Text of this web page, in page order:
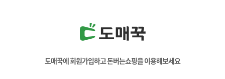
도매꾹에 회원가입하고 돈버는쇼핑을 이용해보세요